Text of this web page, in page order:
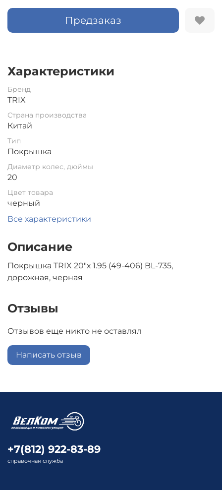
Предзаказ
Характеристики
Бренд
TRIX
Страна производства
Китай
Тип
Покрышка
Диаметр колес, дюймы
20
Цвет товара
черный
Все характеристики
Описание
Покрышка TRIX 20"х 1.95 (49-406) BL-735,
дорожная, черная
Отзывы
Отзывов еще никто не оставлял
Написать отзыв
+7(812) 922-83-89
справочная служба